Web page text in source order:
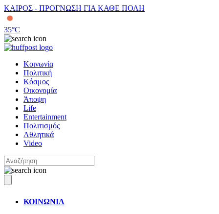
ΚΑΙΡΟΣ - ΠΡΟΓΝΩΣΗ ΓΙΑ ΚΑΘΕ ΠΟΛΗ
35°C
Κοινωνία
Πολιτική
Κόσμος
Οικονομία
Άποψη
Life
Entertainment
Πολιτισμός
Αθλητικά
Video
ΚΟΙΝΩΝΙΑ